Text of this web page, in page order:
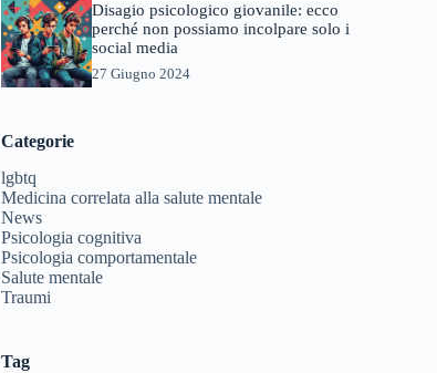
Disagio psicologico giovanile: ecco
perché non possiamo incolpare solo i
social media
27 Giugno 2024
Categorie
lgbtq
Medicina correlata alla salute mentale
News
Psicologia cognitiva
Psicologia comportamentale
Salute mentale
Traumi
Tag